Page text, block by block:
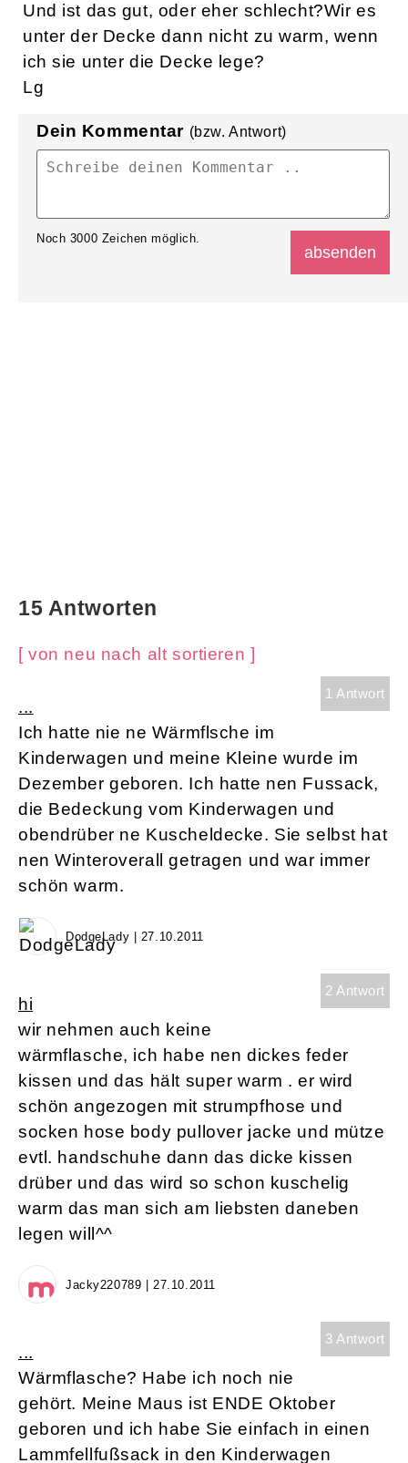
Und ist das gut, oder eher schlecht?Wir es
unter der Decke dann nicht zu warm, wenn
ich sie unter die Decke lege?
Lg
Dein Kommentar (bzw. Antwort)
Noch 3000 Zeichen möglich.
15 Antworten
[ von neu nach alt sortieren ]
1 Antwort
...
Ich hatte nie ne Wärmflsche im
Kinderwagen und meine Kleine wurde im
Dezember geboren. Ich hatte nen Fussack,
die Bedeckung vom Kinderwagen und
obendrüber ne Kuscheldecke. Sie selbst hat
nen Winteroverall getragen und war immer
schön warm.
DodgeLady | 27.10.2011
2 Antwort
hi
wir nehmen auch keine
wärmflasche, ich habe nen dickes feder
kissen und das hält super warm . er wird
schön angezogen mit strumpfhose und
socken hose body pullover jacke und mütze
evtl. handschuhe dann das dicke kissen
drüber und das wird so schon kuschelig
warm das man sich am liebsten daneben
legen will^^
Jacky220789 | 27.10.2011
3 Antwort
...
Wärmflasche? Habe ich noch nie
gehört. Meine Maus ist ENDE Oktober
geboren und ich habe Sie einfach in einen
Lammfellfußsack in den Kinderwagen